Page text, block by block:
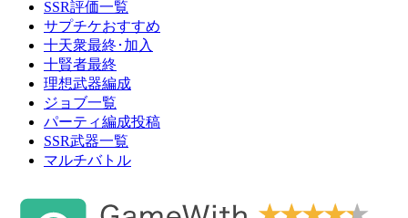
SSR評価一覧
サプチケおすすめ
十天衆最終･加入
十賢者最終
理想武器編成
ジョブ一覧
パーティ編成投稿
SSR武器一覧
マルチバトル